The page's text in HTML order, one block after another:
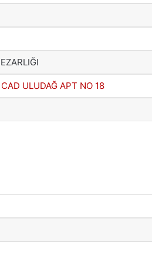
ULUDAĞ APT NO 18